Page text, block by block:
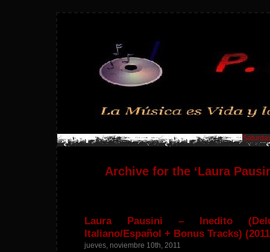
Archive for the ‘Laura
Laura Pausini – Inedito
Italiano/Español + Bonus Tracks)
jueves, noviembre 10th, 2011